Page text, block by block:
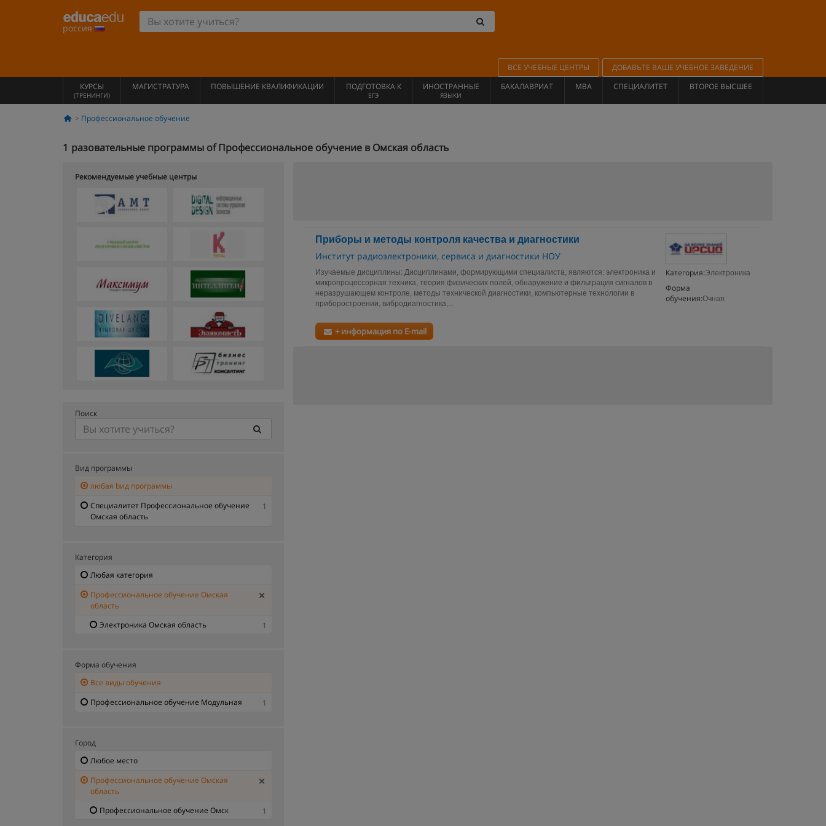
россия
ВСЕ УЧЕБНЫЕ ЦЕНТРЫ
ДОБАВЬТЕ ВАШЕ УЧЕБНОЕ ЗАВЕДЕНИЕ
КУРСЫ
(ТРЕНИНГИ)
МАГИСТРАТУРА ПОВЫШЕНИЕ КВАЛИФИКАЦИИ ПОДГОТОВКА К
ЕГЭ
ИНОСТРАННЫЕ
ЯЗЫКИ
БАКАЛАВРИАТ MBA СПЕЦИАЛИТЕТ ВТОРОЕ ВЫСШЕЕ
Профессиональное обучение
1 разовательные программы of Профессиональное обучение в Омская область
Приборы и методы контроля качества и диагностики
Институт радиоэлектроники, сервиса и диагностики НОУ
Категория:Электроника
Форма
обучения:Очная
Изучаемые дисциплины: Дисциплинами, формирующими специалиста, являются: электроника и
микропроцессорная техника, теория физических полей, обнаружение и фильтрация сигналов в
неразрушающем контроле, методы технической диагностики, компьютерные технологии в
приборостроении, вибродиагностика,...
+ информация по E-mail
Рекомендуемые учебные центры
Поиск
Вид программы
любая bид программы
Специалитет Профессиональное обучение
Омская область
1
Категория
Любая категория
Профессиональное обучение Омская
область
Электроника Омская область
1
Форма обучения
Все виды обучения
Профессиональное обучение Модульная
1
Город
Любое место
Профессиональное обучение Омская
область
Профессиональное обучение Омск
1